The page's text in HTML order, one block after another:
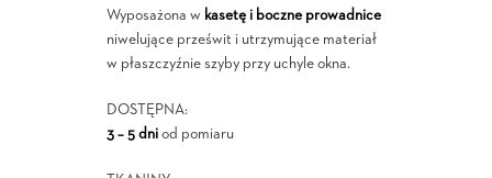
Wyposażona w kasetę i boczne prowadnice
niwelujące prześwit i utrzymujące materiał
w płaszczyźnie szyby przy uchyle okna.
DOSTĘPNA:
3 – 5 dniod pomiaru